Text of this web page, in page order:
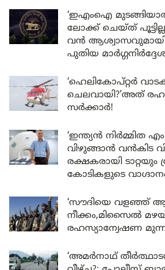
‘ഇഎംഐ
ലോക്ക് ചെയ്ത്
വൻ ആശ്വാസവുമായി
പുതിയ
‘ഹെലികോപ്റ്റർ
ചെലവായി?’അത്
സർക്കാർ!
‘ഇന്ത്യൻ
വിഴുങ്ങാൻ വൻകിട
രക്ഷകരായി ടാറ്റയും
കോടികളുടെ
‘സൗദിയെ വളഞ്ഞ്
നീക്കം,മിസൈൽ
രഹസ്യാന്വേഷണ
‘അമർനാഥ്